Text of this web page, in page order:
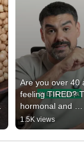
Are you over 40
feeling TIRED?
hormonal and
metabolic
1.5K views